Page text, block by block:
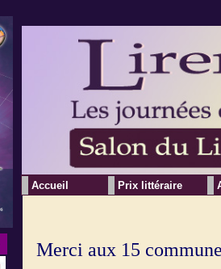
Merci aux 15
Accueil Prix littéraire